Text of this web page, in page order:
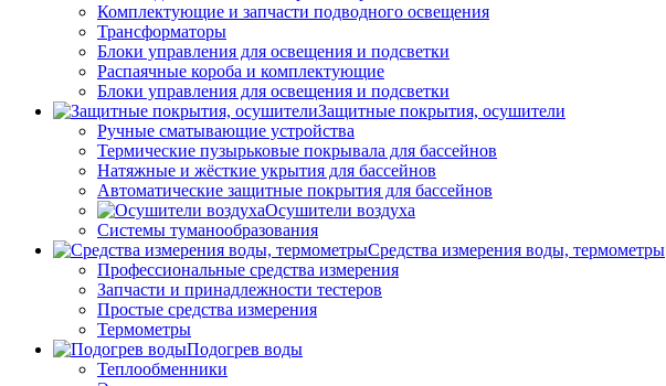
Комплектующие и запчасти подводного освещения
Трансформаторы
Блоки управления для освещения и подсветки
Распаячные короба и комплектующие
Блоки управления для освещения и подсветки
Защитные покрытия, осушители
Ручные сматывающие устройства
Термические пузырьковые покрывала для бассейнов
Натяжные и жёсткие укрытия для бассейнов
Автоматические защитные покрытия для бассейнов
Осушители воздуха
Системы туманообразования
Средства измерения воды, термометры
Профессиональные средства измерения
Запчасти и принадлежности тестеров
Простые средства измерения
Термометры
Подогрев воды
Теплообменники